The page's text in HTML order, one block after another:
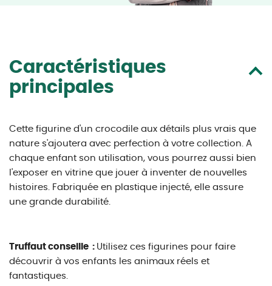
Caractéristiques
principales
Cette figurine d'un crocodile aux détails plus vrais que
nature s'ajoutera avec perfection à votre collection. A
chaque enfant son utilisation, vous pourrez aussi bien
l'exposer en vitrine que jouer à inventer de nouvelles
histoires. Fabriquée en plastique injecté, elle assure
une grande durabilité.
Truffaut conseille : Utilisez ces figurines pour faire
découvrir à vos enfants les animaux réels et
fantastiques.